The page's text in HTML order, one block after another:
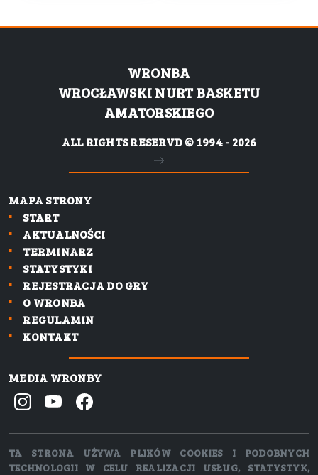
WRONBA
WROCŁAWSKI NURT BASKETU
AMATORSKIEGO
ALL RIGHTS RESERVD © 1994 - 2026
MAPA STRONY
START
AKTUALNOŚCI
TERMINARZ
STATYSTYKI
REJESTRACJA DO GRY
O WRONBA
REGULAMIN
KONTAKT
MEDIA WRONBY
TA STRONA UŻYWA PLIKÓW COOKIES I PODOBNYCH
TECHNOLOGII W CELU REALIZACJI USŁUG, STATYSTYK,